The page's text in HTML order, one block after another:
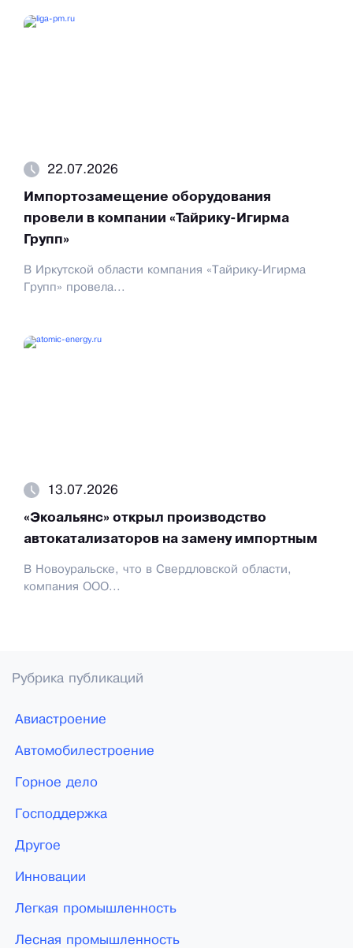
22.07.2026
Импортозамещение оборудования
провели в компании «Тайрику-Игирма
Групп»
В Иркутской области компания «Тайрику-Игирма
Групп» провела...
13.07.2026
«Экоальянс» открыл производство
автокатализаторов на замену импортным
В Новоуральске, что в Свердловской области,
компания ООО...
Рубрика публикаций
Авиастроение
Автомобилестроение
Горное дело
Господдержка
Другое
Инновации
Легкая промышленность
Лесная промышленность